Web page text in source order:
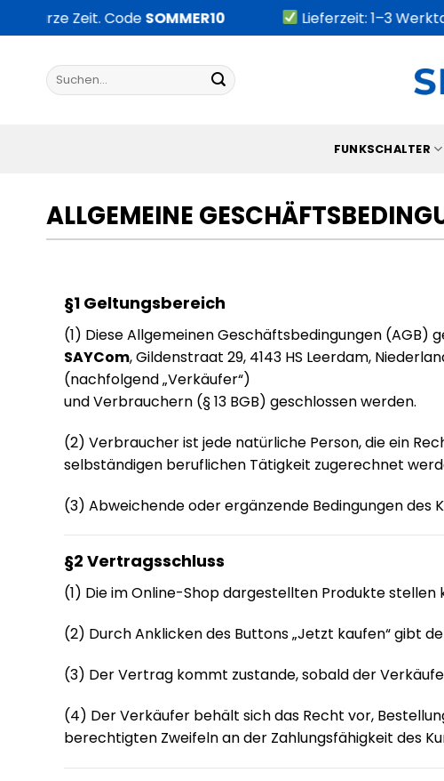
Inhalt
kurze Zeit. CodeSOMMER10 Lieferzeit: 1–3 Werktage
Suchen
nach:
FUNKSCHALTER
ALLGEMEINE
§1 Geltungsbereich
(1) Diese Allgemeinen Geschäftsbedingungen (AGB)
SAYCom, Gildenstraat 29, 4143 HS Leerdam,
(nachfolgend „Verkäufer“)
und Verbrauchern (§ 13 BGB) geschlossen werden.
(2) Verbraucher ist jede natürliche Person, die ein
selbständigen beruflichen Tätigkeit zugerechnet
(3) Abweichende oder ergänzende Bedingungen des
§2 Vertragsschluss
(1) Die im Online-Shop dargestellten Produkte
(2) Durch Anklicken des Buttons „Jetzt kaufen“ gibt
(3) Der Vertrag kommt zustande, sobald der
(4) Der Verkäufer behält sich das Recht vor,
berechtigten Zweifeln an der Zahlungsfähigkeit des